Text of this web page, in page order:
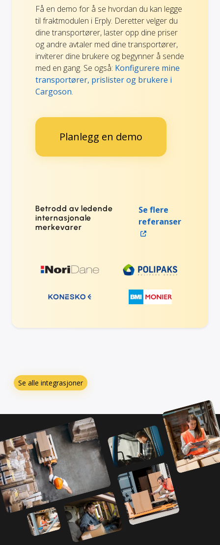
Få en demo for å se hvordan du kan legge
til fraktmodulen i Erply. Deretter velger du
dine transportører, laster opp dine priser
og andre avtaler med dine transportører,
inviterer dine brukere og begynner å sende
med en gang. Se også: Konfigurere mine
transportører, prislister og brukere i
Cargoson.
Planlegg en demo
Betrodd av ledende
internasjonale
merkevarer
Se flere
referanser
Se alle integrasjoner